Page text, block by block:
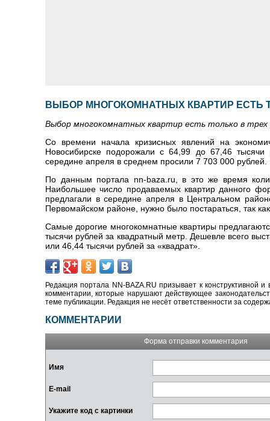
ВЫБОР МНОГОКОМНАТНЫХ КВАРТИР ЕСТЬ
Выбор многокомнатных квартир есть только в трех
Со времени начала кризисных явлений на
Новосибирске подорожали с 64,99 до 67,46
середине апреля в среднем просили 7 703 000 рублей.
По данным портала nn-baza.ru, в это же время
Наибольшее число продаваемых квартир данного
предлагали в середине апреля в Центральном
Первомайском районе, нужно было постараться, так
Самые дорогие многокомнатные квартиры
тысячи рублей за квадратный метр. Дешевле всего
или 46,44 тысячи рублей за «квадрат».
Редакция портала NN-BAZA.RU призывает к конструктивной
комментарии, которые нарушают действующее
теме публикации. Редакция не несёт ответственности за
КОММЕНТАРИИ
Форма отправки комментария
Имя
E-mail
Укажите код с картинки